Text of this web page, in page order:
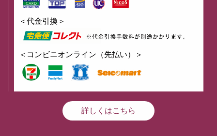
＜代金引換＞
＜コンビニオンライン（先払い）＞
詳しくはこちら